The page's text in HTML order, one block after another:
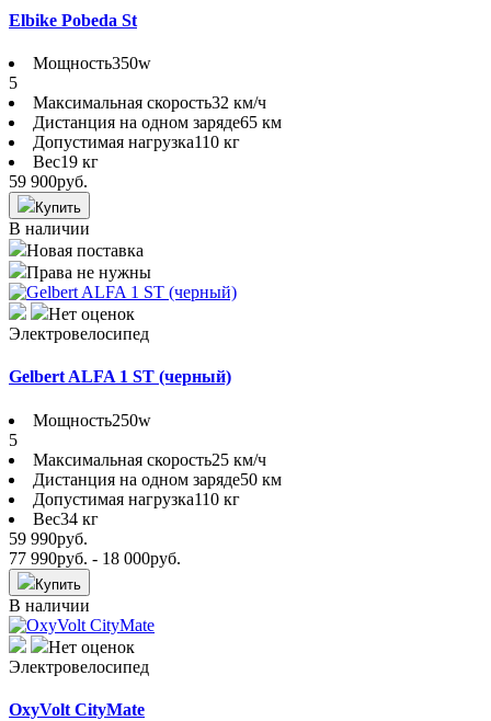
Elbike Pobeda St
Мощность350w
5
Максимальная скорость32 км/ч
Дистанция на одном заряде65 км
Допустимая нагрузка110 кг
Вес19 кг
59 900руб.
Купить
В наличии
Новая поставка
Права не нужны
Нет оценок
Электровелосипед
Gelbert ALFA 1 ST (черный)
Мощность250w
5
Максимальная скорость25 км/ч
Дистанция на одном заряде50 км
Допустимая нагрузка110 кг
Вес34 кг
59 990руб.
77 990руб. - 18 000руб.
Купить
В наличии
Нет оценок
Электровелосипед
OxyVolt CityMate